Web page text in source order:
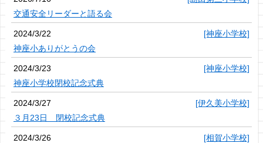
交通安全リーダーと語る会
2024/3/22
[神座小学校]
神座小ありがとうの会
2024/3/23
[神座小学校]
神座小学校閉校記念式典
2024/3/27
[伊久美小学校]
３月23日 閉校記念式典
2024/3/26
[相賀小学校]